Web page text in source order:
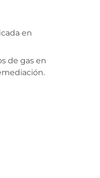
en
de gas en